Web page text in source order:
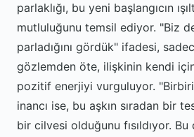
parlaklığı, bu yeni başlangıcın
mutluluğunu temsil ediyor. "Biz
parladığını gördük" ifadesi,
gözlemden öte, ilişkinin kendi
pozitif enerjiyi vurguluyor.
inancı ise, bu aşkın sıradan bir
bir cilvesi olduğunu fısıldıyor.